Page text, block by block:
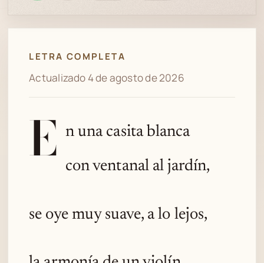
LETRA COMPLETA
Actualizado 4 de agosto de 2026
E n una casita blanca
con ventanal al jardín,
se oye muy suave, a lo lejos,